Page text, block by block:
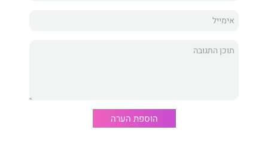
אבל הפערים ביניהם גדולים מאוד, והשניים יצטרכו לענות על
השאלה: האם האהבה באמת יכולה להיות התשובה להכול?
הוספת הערה